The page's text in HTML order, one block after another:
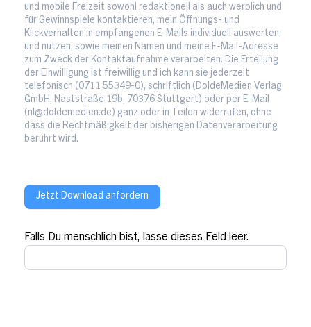
und mobile Freizeit sowohl redaktionell als auch werblich und
für Gewinnspiele kontaktieren, mein Öffnungs- und
Klickverhalten in empfangenen E-Mails individuell auswerten
und nutzen, sowie meinen Namen und meine E-Mail-Adresse
zum Zweck der Kontaktaufnahme verarbeiten. Die Erteilung
der Einwilligung ist freiwillig und ich kann sie jederzeit
telefonisch (0711 55349-0), schriftlich (DoldeMedien Verlag
GmbH, Naststraße 19b, 70376 Stuttgart) oder per E-Mail
(nl@doldemedien.de) ganz oder in Teilen widerrufen, ohne
dass die Rechtmäßigkeit der bisherigen Datenverarbeitung
berührt wird.
Jetzt Download anfordern
Falls Du menschlich bist, lasse dieses Feld leer.